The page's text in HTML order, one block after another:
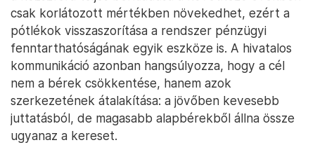
csak korlátozott mértékben növekedhet, ezért a
pótlékok visszaszorítása a rendszer pénzügyi
fenntarthatóságának egyik eszköze is. A hivatalos
kommunikáció azonban hangsúlyozza, hogy a cél
nem a bérek csökkentése, hanem azok
szerkezetének átalakítása: a jövőben kevesebb
juttatásból, de magasabb alapbérekből állna össze
ugyanaz a kereset.